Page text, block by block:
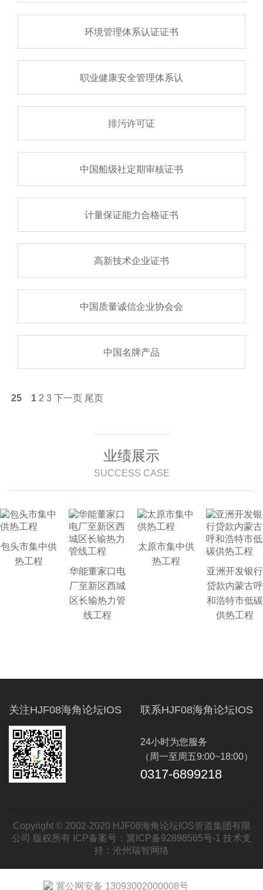
环境管理体系认证证书
职业健康安全管理体系认
排污许可证
中国船级社定期审核证书
计量保证能力合格证书
高新技术企业证书
中国质量诚信企业协会会
中国名牌产品
25 1 2 3 下一页 尾页
业绩展示
SUCCESS CASE
包头市集中供
热工程
华能董家口电
厂至新区西城
区长输热力管
线工程
太原市集中供
热工程
亚洲开发银行
贷款内蒙古呼
和浩特市低碳
供热工程
关注HJF08海角论坛IOS 联系HJF08海角论坛IOS
24小时为您服务
（周一至周五9:00~18:00）
0317-6899218
Copyright © 2002-2020 HJF08海角论坛IOS管道集团有限
公司 版权所有 ICP备案号： 冀ICP备92898565号-1 技术支
持： 沧州瑞智网络
冀公网安备 13093002000008号